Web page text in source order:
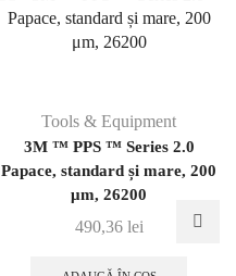
Tools & Equipment
3M ™ PPS ™ Series 2.0
Papace, standard și mare, 200
μm, 26200
490,36 lei